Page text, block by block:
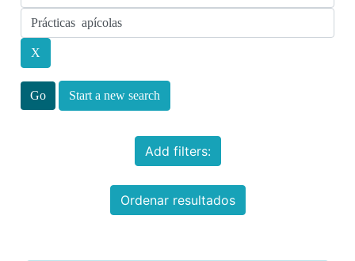
Start a new search
Add filters:
Ordenar resultados